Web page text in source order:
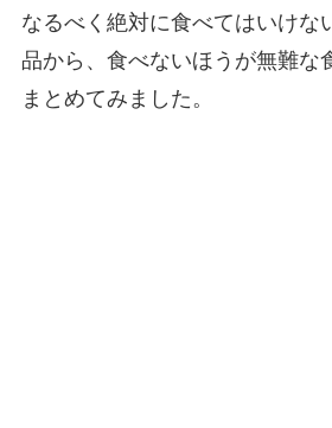
なるべく絶対に食べてはいけな
品から、食べないほうが無難な
まとめてみました。